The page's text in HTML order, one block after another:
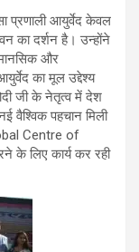
प्रणाली आयुर्वेद केवल
का दर्शन है। उन्होंने
मानसिक और
का मूल उद्देश्य
जी के नेतृत्व में देश
वैश्विक पहचान मिली
Centre of
के लिए कार्य कर रही